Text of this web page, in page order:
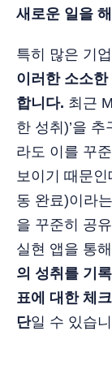
새로운 일을
특히 많은 기
이러한 소소
합니다. 최근
한 성취)’을
라도 이를 꾸
보이기 때문
동 완료)이라
을 꾸준히 공
실현 앱을 통
의 성취를 기
표에 대한 체
단일 수 있습